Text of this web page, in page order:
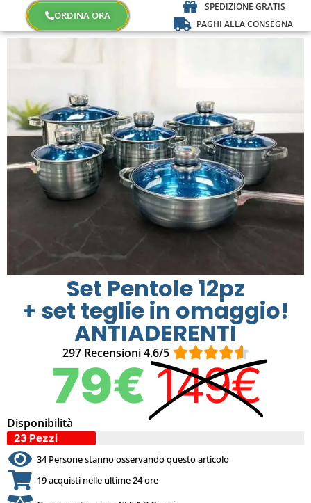
ORDINA ORA
SPEDIZIONE GRATIS
PAGHI ALLA CONSEGNA
Set Pentole 12pz
+ set teglie in omaggio!
ANTIADERENTI
297 Recensioni 4.6/5 
79€ 149€
Disponibilità
23 Pezzi
34 Persone stanno osservando questo articolo
19 acquisti nelle ultime 24 ore